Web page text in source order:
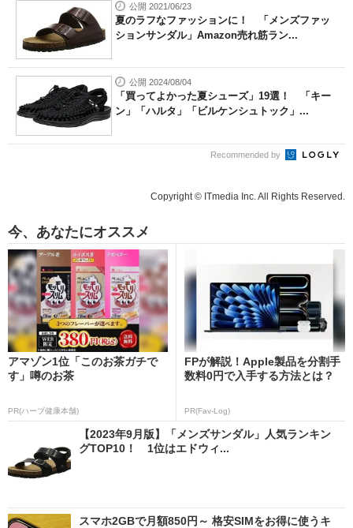
公開 2021/06/23
夏のラフなファッションに！ 「メンズファッ
ションサンダル」Amazon売れ筋ラン...
公開 2024/08/04
「買ってよかった夏シューズ」19選！ 「キー
ン」「ハルタ」「ビルケンシュトック」...
Recommended by
Copyright © ITmedia Inc. All Rights Reserved.
今、あなたにオススメ
アマゾン1位「このお茶ガチで
す」噂のお茶
PR(ハーブ健康本舗)
FPが解説！Apple製品を分割手
数料0円で入手する方法とは？
PR(Fav-Log)
【2023年9月版】「メンズサンダル」人気ランキン
グTOP10！ 1位はエドウィ...
スマホ2GBで月額850円～ 格安SIMをお得に使うキ